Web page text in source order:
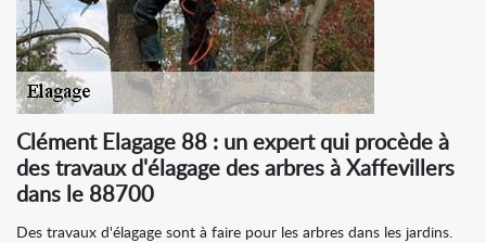
Clément Elagage 88 : un expert qui procède à
des travaux d'élagage des arbres à Xaffevillers
dans le 88700
Des travaux d'élagage sont à faire pour les arbres dans les jardins.